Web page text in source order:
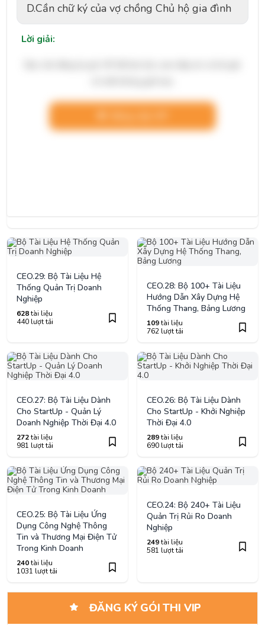
D.Cần chữ ký của vợ chồng Chủ hộ gia đình
Lời giải:
CEO.29: Bộ Tài Liệu Hệ
Thống Quản Trị Doanh
Nghiệp
628tài liệu
440 lượt tải
CEO.28: Bộ 100+ Tài Liệu
Hướng Dẫn Xây Dựng Hệ
Thống Thang, Bảng Lương
109tài liệu
762 lượt tải
CEO.27: Bộ Tài Liệu Dành
Cho StartUp - Quản Lý
Doanh Nghiệp Thời Đại 4.0
272tài liệu
981 lượt tải
CEO.26: Bộ Tài Liệu Dành
Cho StartUp - Khởi Nghiệp
Thời Đại 4.0
289tài liệu
690 lượt tải
CEO.25: Bộ Tài Liệu Ứng
Dụng Công Nghệ Thông
Tin và Thương Mại Điện Tử
Trong Kinh Doanh
240tài liệu
1031 lượt tải
CEO.24: Bộ 240+ Tài Liệu
Quản Trị Rủi Ro Doanh
Nghiệp
249tài liệu
581 lượt tải
ĐĂNG KÝ GÓI THI VIP